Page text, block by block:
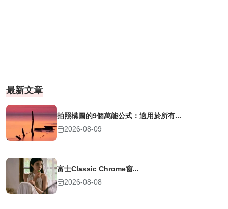
最新文章
拍照構圖的9個萬能公式：適用於所有...
2026-08-09
富士Classic Chrome窗...
2026-08-08